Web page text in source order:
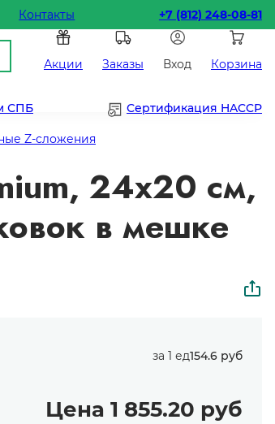
Контакты +7 (812) 248-08-81
Акции Заказы Вход Корзина
СПБ Сертификация HACCP
Z-сложения
24х20 см,
в мешке
за 1 ед154.6 руб
Цена 1 855.20 руб